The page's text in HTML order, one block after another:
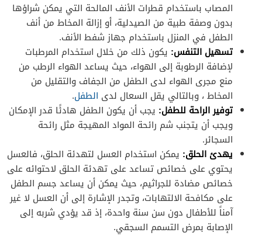
المصاب باستخدام قطرات الأنف المالحة التي يمكن شراؤها
بدون وصفة طبية من الصيدلية، أو إزالة المخاط من أنف
الطفل في المنزل باستخدام جهاز شفط الأنف.
تسهيل التنفس: يكون ذلك من خلال استخدام المرطبات
لإضافة الرطوبة إلى الهواء، حيث يساعد الهواء الرطب من
منع مجرى الهواء لدى الطفل من الجفاف والتقليل من
المخاط ، وبالتالي يقل السعال لدى الطفل.
توفير الراحة للطفل: يجب أن يكون الطفل هادئًا قدر الإمكان
ويجب أن يتجنب شم رائحة المواد المهيجة مثل رائحة
السجائر.
يهدئ الحلق: يمكن استخدام العسل لتهدئة الحلق، فالعسل
يحتوي على خصائص تساعد على تهدئة الحلق لاحتوائه على
خصائص مضادة للجراثيم، حيث يمكن أن يساعد جسم الطفل
على مكافحة الالتهابات، وتجدر الإشارة إلى أن العسل لا غير
آمناً للأطفال دون سن سنة واحدة، إذ قد يؤدي شربه إلى
الإصابة بمرض التسمم السجقي.